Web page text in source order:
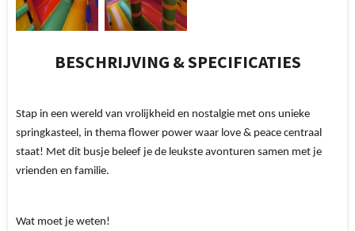
BESCHRIJVING & SPECIFICATIES
Stap in een wereld van vrolijkheid en nostalgie met ons unieke
springkasteel, in thema flower power waar love & peace centraal
staat! Met dit busje beleef je de leukste avonturen samen met je
vrienden en familie.
Wat moet je weten!